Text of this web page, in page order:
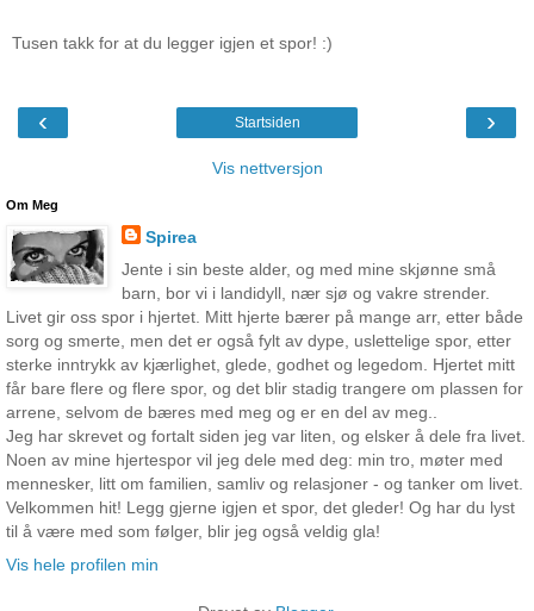
Tusen takk for at du legger igjen et spor! :)
‹ ›
Startsiden
Vis nettversjon
Om Meg
Spirea
Jente i sin beste alder, og med mine skjønne små
barn, bor vi i landidyll, nær sjø og vakre strender.
Livet gir oss spor i hjertet. Mitt hjerte bærer på mange arr, etter både
sorg og smerte, men det er også fylt av dype, uslettelige spor, etter
sterke inntrykk av kjærlighet, glede, godhet og legedom. Hjertet mitt
får bare flere og flere spor, og det blir stadig trangere om plassen for
arrene, selvom de bæres med meg og er en del av meg..
Jeg har skrevet og fortalt siden jeg var liten, og elsker å dele fra livet.
Noen av mine hjertespor vil jeg dele med deg: min tro, møter med
mennesker, litt om familien, samliv og relasjoner - og tanker om livet.
Velkommen hit! Legg gjerne igjen et spor, det gleder! Og har du lyst
til å være med som følger, blir jeg også veldig gla!
Vis hele profilen min